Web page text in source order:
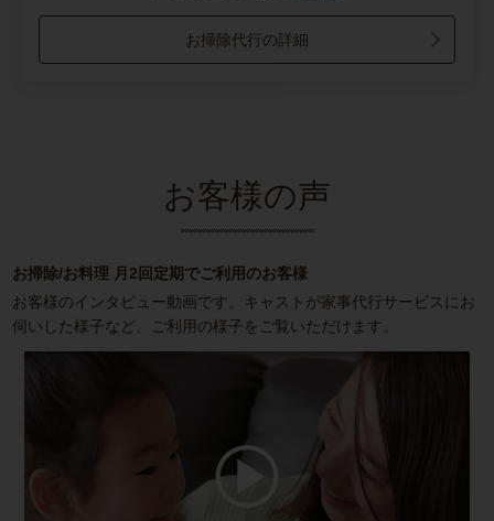
お掃除代行の詳細
お客様の声
お掃除/お料理 月2回定期でご利用のお客様
お客様のインタビュー動画です。キャストが家事代行サービスにお
伺いした様子など、ご利用の様子をご覧いただけます。